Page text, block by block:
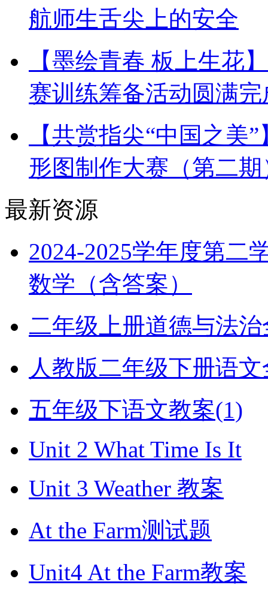
航师生舌尖上的安全
【墨绘青春 板上生花
赛训练筹备活动圆满完
【共赏指尖“中国之美
形图制作大赛（第二期
最新资源
2024-2025学年度第二
数学（含答案）
二年级上册道德与法
人教版二年级下册语
五年级下语文教案(1)
Unit 2 What Time Is It
Unit 3 Weather 教案
At the Farm测试题
Unit4 At the Farm教案